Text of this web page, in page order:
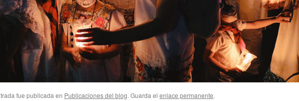
fue publicada en Publicaciones del blog. Guarda el enlace permanente.